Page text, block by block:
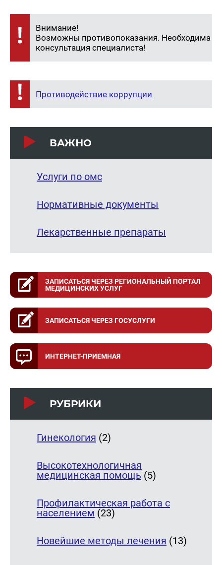
Внимание!
Возможны противопоказания. Необходима
консультация специалиста!
Противодействие коррупции
ВАЖНО
Услуги по омс
Нормативные документы
Лекарственные препараты
ЗАПИСАТЬСЯ ЧЕРЕЗ РЕГИОНАЛЬНЫЙ ПОРТАЛ
МЕДИЦИНСКИХ УСЛУГ
ЗАПИСАТЬСЯ ЧЕРЕЗ ГОСУСЛУГИ
ИНТЕРНЕТ-ПРИЕМНАЯ
РУБРИКИ
Гинекология (2)
Высокотехнологичная
медицинская помощь (5)
Профилактическая работа с
населением (23)
Новейшие методы лечения (13)